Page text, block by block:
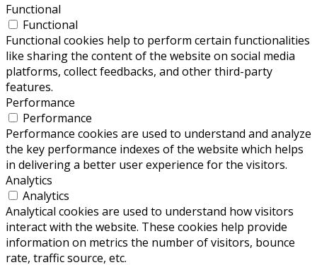
Functional
Functional
Functional cookies help to perform certain functionalities
like sharing the content of the website on social media
platforms, collect feedbacks, and other third-party
features.
Performance
Performance
Performance cookies are used to understand and analyze
the key performance indexes of the website which helps
in delivering a better user experience for the visitors.
Analytics
Analytics
Analytical cookies are used to understand how visitors
interact with the website. These cookies help provide
information on metrics the number of visitors, bounce
rate, traffic source, etc.